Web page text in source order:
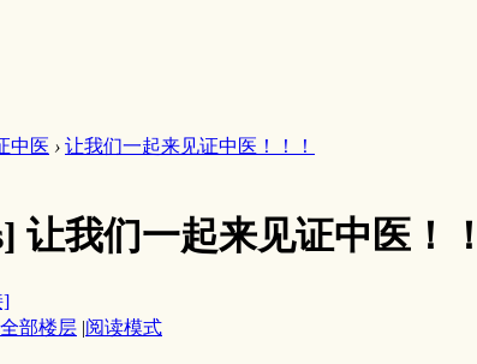
中医 › 让我们一起来见证中医！！！
让我们一起来见证中医！
]
部楼层 |阅读模式